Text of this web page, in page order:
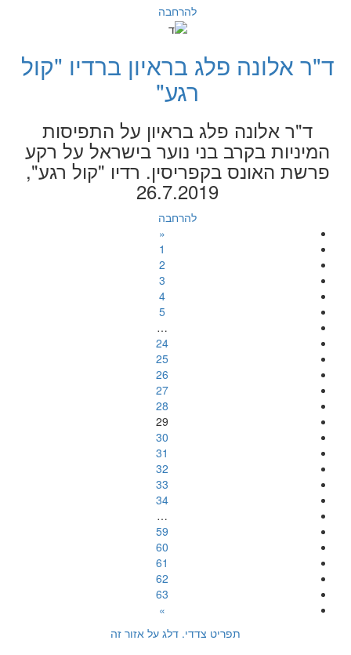
להרחבה
ד"ר אלונה פלג בראיון ברדיו "קול
רגע"
ד"ר אלונה פלג בראיון על התפיסות
המיניות בקרב בני נוער בישראל על רקע
פרשת האונס בקפריסין. רדיו "קול רגע",
26.7.2019
להרחבה
«
1
2
3
4
5
…
24
25
26
27
28
29
30
31
32
33
34
…
59
60
61
62
63
»
תפריט צדדי. דלג על אזור זה